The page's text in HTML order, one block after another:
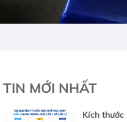
TIN MỚI NHẤT
Kích